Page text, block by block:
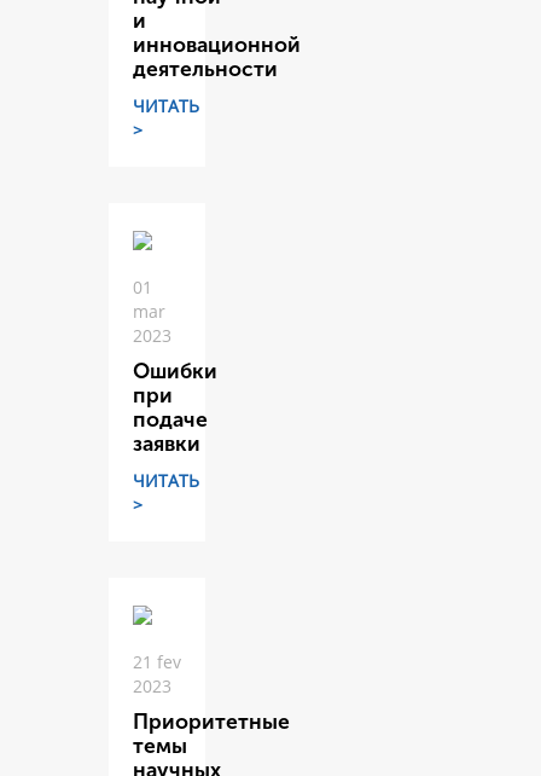
и
инновационной
деятельности
ЧИТАТЬ
>
01
mar
2023
Ошибки
при
подаче
заявки
ЧИТАТЬ
>
21 fev
2023
Приоритетные
темы
научных